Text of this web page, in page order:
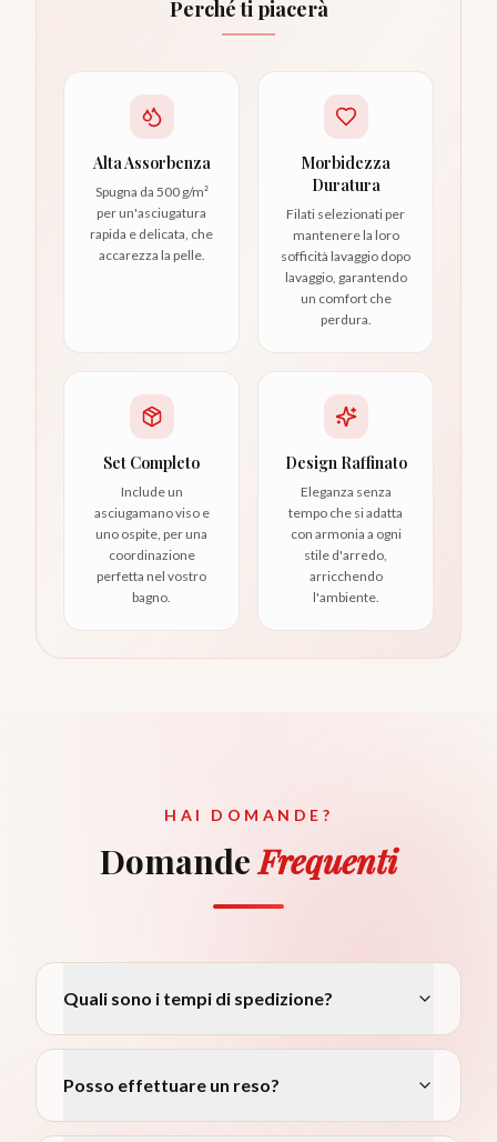
Perché ti piacerà
Alta Assorbenza
Spugna da 500 g/m²
per un'asciugatura
rapida e delicata, che
accarezza la pelle.
Morbidezza
Duratura
Filati selezionati per
mantenere la loro
sofficità lavaggio dopo
lavaggio, garantendo
un comfort che
perdura.
Set Completo
Include un
asciugamano viso e
uno ospite, per una
coordinazione
perfetta nel vostro
bagno.
Design Raffinato
Eleganza senza
tempo che si adatta
con armonia a ogni
stile d'arredo,
arricchendo
l'ambiente.
HAI DOMANDE?
DomandeFrequenti
Quali sono i tempi di spedizione?
Posso effettuare un reso?